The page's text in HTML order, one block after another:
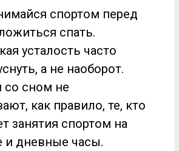
спортом перед
спать.
усталость часто
а не наоборот.
со сном не
как правило, те, кто
занятия спортом на
и дневные часы.